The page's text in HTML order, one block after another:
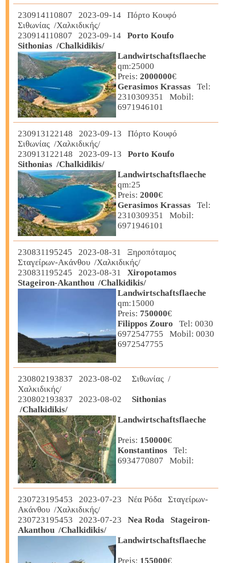
230914110807 2023-09-14 Πόρτο Κουφό
Σιθωνίας /Χαλκιδικής/
230914110807 2023-09-14
Porto Koufo
Sithonias /Chalkidikis/
Landwirtschaftsflaeche
qm:25000
Preis: 2000000€
Gerasimos KrassasTel:
2310309351 Mobil:
6971946101
230913122148 2023-09-13 Πόρτο Κουφό
Σιθωνίας /Χαλκιδικής/
230913122148 2023-09-13
Porto Koufo
Sithonias /Chalkidikis/
Landwirtschaftsflaeche
qm:25
Preis: 2000€
Gerasimos KrassasTel:
2310309351 Mobil:
6971946101
230831195245 2023-08-31 Ξηροπόταμος
Σταγείρων-Ακάνθου /Χαλκιδικής/
230831195245 2023-08-31
Xiropotamos
Stageiron-Akanthou /Chalkidikis/
Landwirtschaftsflaeche
qm:15000
Preis: 750000€
Filippos Zouro Tel: 0030
6972547755 Mobil: 0030
6972547755
230802193837 2023-08-02 Σιθωνίας /
Χαλκιδικής/
230802193837 2023-08-02
Sithonias
/Chalkidikis/
Landwirtschaftsflaeche
Preis: 150000€
KonstantinosTel:
6934770807 Mobil:
230723195453 2023-07-23 Νέα Ρόδα Σταγείρων-
Ακάνθου /Χαλκιδικής/
230723195453 2023-07-23
Nea Roda Stageiron-
Akanthou /Chalkidikis/
Landwirtschaftsflaeche
Preis: 155000€